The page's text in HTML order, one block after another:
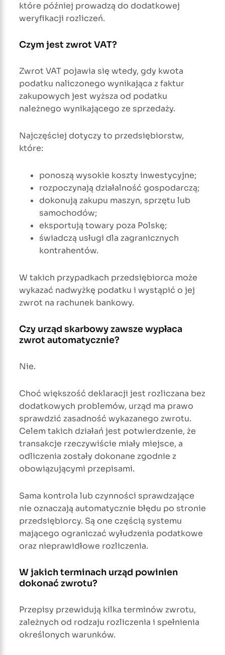
które później prowadzą do dodatkowej
weryfikacji rozliczeń.
Czym jest zwrot VAT?
Zwrot VAT pojawia się wtedy, gdy kwota
podatku naliczonego wynikająca z faktur
zakupowych jest wyższa od podatku
należnego wynikającego ze sprzedaży.
Najczęściej dotyczy to przedsiębiorstw,
które:
ponoszą wysokie koszty inwestycyjne;
rozpoczynają działalność gospodarczą;
dokonują zakupu maszyn, sprzętu lub
samochodów;
eksportują towary poza Polskę;
świadczą usługi dla zagranicznych
kontrahentów.
W takich przypadkach przedsiębiorca może
wykazać nadwyżkę podatku i wystąpić o jej
zwrot na rachunek bankowy.
Czy urząd skarbowy zawsze wypłaca
zwrot automatycznie?
Nie.
Choć większość deklaracji jest rozliczana bez
dodatkowych problemów, urząd ma prawo
sprawdzić zasadność wykazanego zwrotu.
Celem takich działań jest potwierdzenie, że
transakcje rzeczywiście miały miejsce, a
odliczenia zostały dokonane zgodnie z
obowiązującymi przepisami.
Sama kontrola lub czynności sprawdzające
nie oznaczają automatycznie błędu po stronie
przedsiębiorcy. Są one częścią systemu
mającego ograniczać wyłudzenia podatkowe
oraz nieprawidłowe rozliczenia.
W jakich terminach urząd powinien
dokonać zwrotu?
Przepisy przewidują kilka terminów zwrotu,
zależnych od rodzaju rozliczenia i spełnienia
określonych warunków.